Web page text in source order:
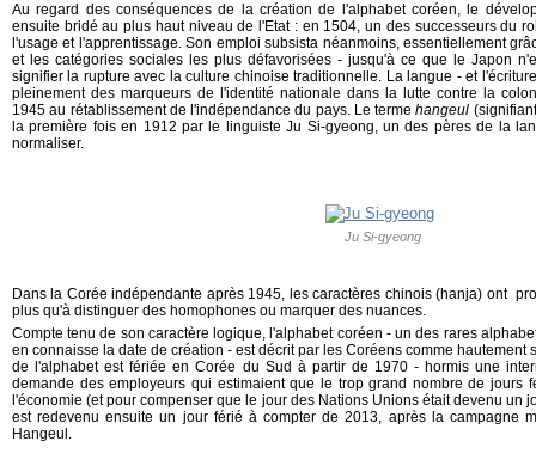
Au regard des conséquences de la création de l'alphabet coréen, le
ensuite bridé au plus haut niveau de l'Etat : en 1504, un des successeurs du
l'usage et l'apprentissage. Son emploi subsista néanmoins, essentiellement
et les catégories sociales les plus défavorisées - jusqu'à ce que le Japon
signifier la rupture avec la culture chinoise traditionnelle. La langue - et
pleinement des marqueurs de l'identité nationale dans la lutte contre la
1945 au rétablissement de l'indépendance du pays. Le termehangeul
la première fois en 1912 par le linguiste Ju Si-gyeong, un des pères de la
normaliser.
Ju Si-gyeong
Dans la Corée indépendante après 1945, les caractères chinois (hanja) ont
plus qu'à distinguer des homophones ou marquer des nuances.
Compte tenu de son caractère logique, l'alphabet coréen - un des rares
en connaisse la date de création - est décrit par les Coréens comme hautement
de l'alphabet est fériée en Corée du Sud à partir de 1970 - hormis une
demande des employeurs qui estimaient que le trop grand nombre de jours
l'économie (et pour compenser que le jour des Nations Unions était devenu un
est redevenu ensuite un jour férié à compter de 2013, après la campagne
Hangeul.